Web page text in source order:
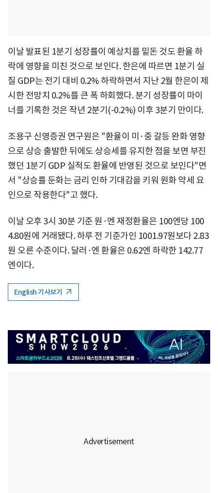
이날 발표된 1분기 성장률이 예상치를 밑돈 것도 환율 하
락에 영향을 미친 것으로 보인다. 한은에 따르면 1분기 실
질 GDP는 전기 대비 0.2% 하락하면서 지난 2월 한은이 제
시한 전망치 0.2%를 큰 폭 하회했다. 분기 성장률이 마이
너를 기록한 것은 작년 2분기(-0.2%) 이후 3분기 만이다.
조용구 신영증권 연구원은 "환율이 미·중 갈등 완화 영향
으로 상승 출발한 뒤에도 상승세를 유지한 점을 보면 부진
했던 1분기 GDP 실적도 환율에 반영된 것으로 보인다"면
서 "상승률 둔화는 금리 인하 기대감을 키워 원화 약세 요
인으로 작용한다"고 했다.
이날 오후 3시 30분 기준 원·엔 재정환율은 100엔당 100
4.80원에 거래됐다. 하루 전 기준가인 1001.97원보다 2.83
원 오른 수준이다. 달러·엔 환율은 0.62엔 하락한 142.77
엔이다.
English 기사보기